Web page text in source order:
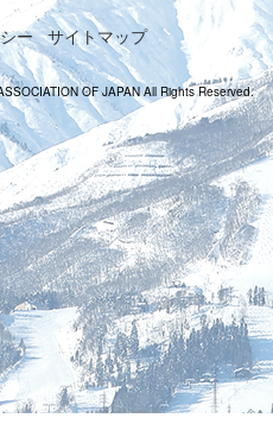
ー サイトマップ
OF JAPAN All Rights Reserved.